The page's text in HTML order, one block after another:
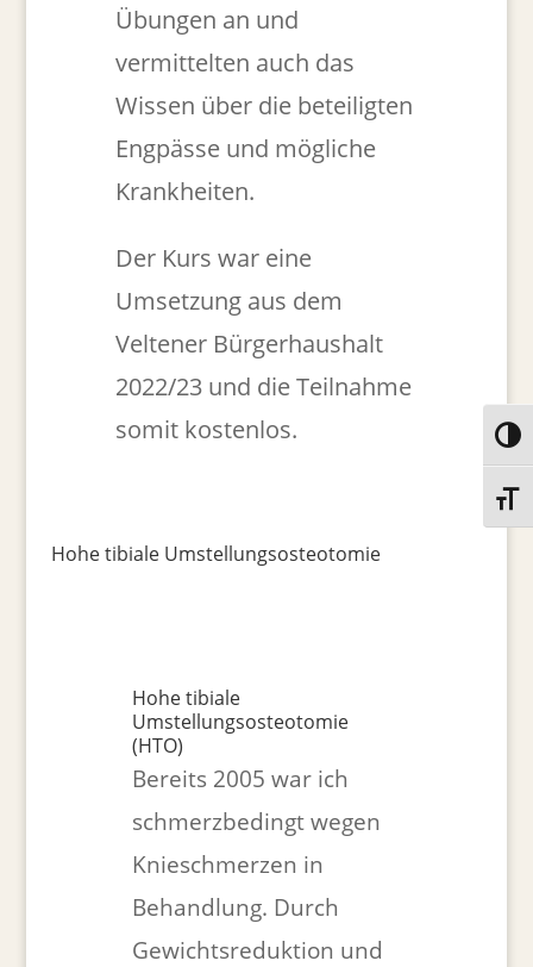
Übungen an und
vermittelten auch das
Wissen über die beteiligten
Engpässe und mögliche
Krankheiten.
Der Kurs war eine
Umsetzung aus dem
Veltener Bürgerhaushalt
2022/23 und die Teilnahme
somit kostenlos.
Hohe tibiale Umstellungsosteotomie
Hohe tibiale
Umstellungsosteotomie
(HTO)
Bereits 2005 war ich
schmerzbedingt wegen
Knieschmerzen in
Behandlung. Durch
Gewichtsreduktion und